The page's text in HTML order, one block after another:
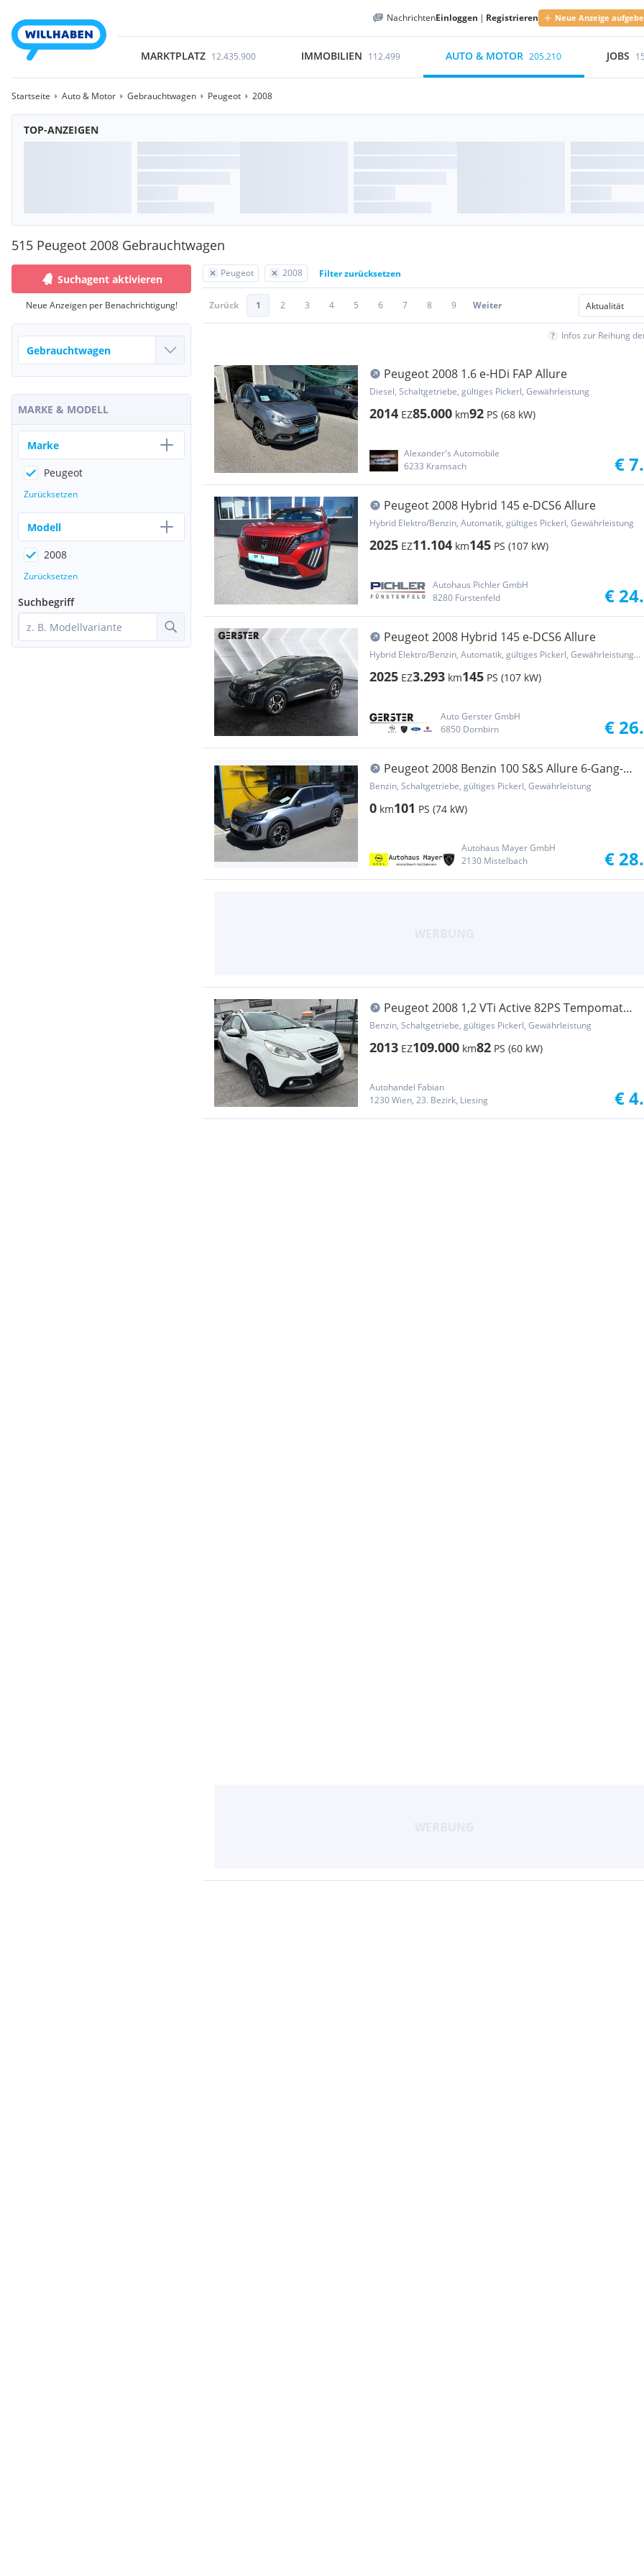
NachrichtenEinloggen | Registrieren Neue Anzeige
MARKTPLATZ 12.435.900 IMMOBILIEN 112.499 AUTO & MOTOR 205.210 JOBS
Startseite Auto & Motor Gebrauchtwagen Peugeot 2008
TOP-ANZEIGEN
515 Peugeot 2008 Gebrauchtwagen
Peugeot 2008 Filter zurücksetzen
Zurück 1 2 3 4 5 6 7 8 9 Weiter
Infos zur Reihung
Peugeot 2008 1.6 e-HDi FAP Allure
Diesel, Schaltgetriebe, gültiges Pickerl, Gewährleistung
2014 EZ85.000 km92 PS (68 kW)
Alexander's Automobile
6233 Kramsach
€
Peugeot 2008 Hybrid 145 e-DCS6 Allure
Hybrid Elektro/Benzin, Automatik, gültiges Pickerl, Gewährleistung
2025 EZ11.104 km145 PS (107 kW)
Autohaus Pichler GmbH
8280 Fürstenfeld
€
Peugeot 2008 Hybrid 145 e-DCS6 Allure
Hybrid Elektro/Benzin, Automatik, gültiges Pickerl, Gewährleistung, Garantie
2025 EZ3.293 km145 PS (107 kW)
Auto Gerster GmbH
6850 Dornbirn
€
Peugeot 2008 Benzin 100 S&S Allure 6-Gang-
Manuell
Benzin, Schaltgetriebe, gültiges Pickerl, Gewährleistung
0 km101 PS (74 kW)
Autohaus Mayer GmbH
2130 Mistelbach
€
Peugeot 2008 1,2 VTi Active 82PS Tempomat
sparsamer Ben...
Benzin, Schaltgetriebe, gültiges Pickerl, Gewährleistung
2013 EZ109.000 km82 PS (60 kW)
Autohandel Fabian
1230 Wien, 23. Bezirk, Liesing
€
Suchagent aktivieren
Neue Anzeigen per Benachrichtigung!
MARKE & MODELL
Marke
Peugeot
Zurücksetzen
Modell
2008
Zurücksetzen
Suchbegriff